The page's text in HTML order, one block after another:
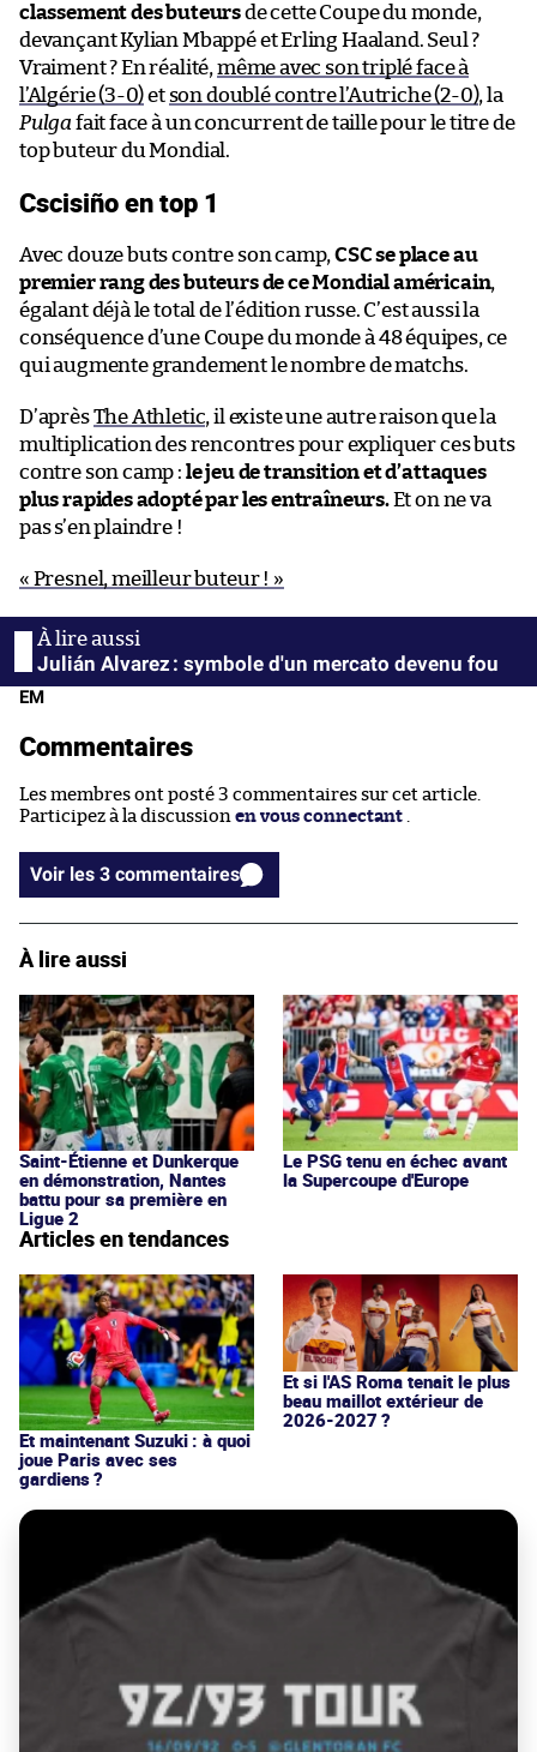
classement des buteursde cette Coupe du monde,
devançant Kylian Mbappé et Erling Haaland. Seul ?
Vraiment ? En réalité, même avec son triplé face à
l’Algérie (3-0)et son doublé contre l’Autriche (2-0), la
Pulga fait face à un concurrent de taille pour le titre de
top buteur du Mondial.
Cscisiño en top 1
Avec douze buts contre son camp,CSC se place au
premier rang des buteurs de ce Mondial américain,
égalant déjà le total de l’édition russe. C’est aussi la
conséquence d’une Coupe du monde à 48 équipes, ce
qui augmente grandement le nombre de matchs.
D’aprèsThe Athletic, il existe une autre raison que la
multiplication des rencontres pour expliquer ces buts
contre son camp : le jeu de transition et d’attaques
plus rapides adopté par les entraîneurs.Et on ne va
pas s’en plaindre !
« Presnel, meilleur buteur ! »
Julián Alvarez : symbole d'un mercato devenu fou
EM
Commentaires
Les membres ont posté 3 commentaires sur cet article.
Participez à la discussion en vous connectant
Voir les 3 commentaires
À lire aussi
Saint-Étienne et Dunkerque
en démonstration, Nantes
battu pour sa première en
Ligue 2
Le PSG tenu en échec avant
la Supercoupe d'Europe
Articles en tendances
Et maintenant Suzuki : à quoi
joue Paris avec ses
gardiens ?
Et si l'AS Roma tenait le plus
beau maillot extérieur de
2026-2027 ?